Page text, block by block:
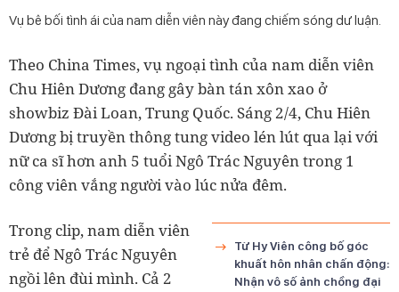
Vụ bê bối tình ái của nam diễn viên này đang chiếm sóng dư luận.
Theo China Times, vụ ngoại tình của nam diễn viên
Chu Hiên Dương đang gây bàn tán xôn xao ở
showbiz Đài Loan, Trung Quốc. Sáng 2/4, Chu Hiên
Dương bị truyền thông tung video lén lút qua lại với
nữ ca sĩ hơn anh 5 tuổi Ngô Trác Nguyên trong 1
công viên vắng người vào lúc nửa đêm.
Từ Hy Viên công bố góc
khuất hôn nhân chấn động:
Nhận vô số ảnh chồng đại
Trong clip, nam diễn viên
trẻ để Ngô Trác Nguyên
ngồi lên đùi mình. Cả 2